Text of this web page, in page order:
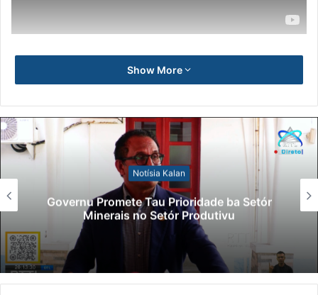
Show More
Notísia Kalan
Governu Promete Tau Prioridade ba Setór
Minerais no Setór Produtivu